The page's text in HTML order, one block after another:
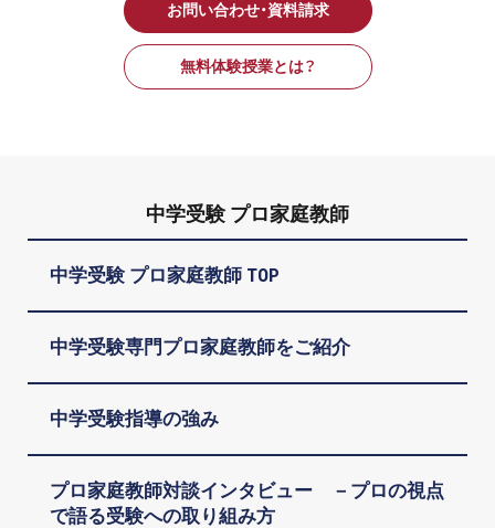
お問い合わせ・資料請求
無料体験授業とは？
中学受験 プロ家庭教師
中学受験 プロ家庭教師 TOP
中学受験専門プロ家庭教師をご紹介
中学受験指導の強み
プロ家庭教師対談インタビュー －プロの視点
で語る受験への取り組み方